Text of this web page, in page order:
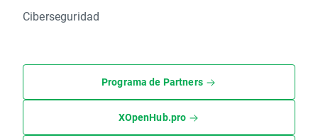
Ciberseguridad
Programa de Partners
XOpenHub.pro